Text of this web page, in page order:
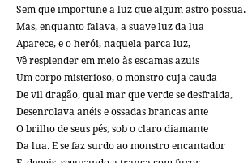
Sem que importune a luz que algum astro possua.
Mas, enquanto falava, a suave luz da lua
Aparece, e o herói, naquela parca luz,
Vê resplender em meio às escamas azuis
Um corpo misterioso, o monstro cuja cauda
De vil dragão, qual mar que verde se desfralda,
Desenrolava anéis e ossadas brancas ante
O brilho de seus pés, sob o claro diamante
Da lua. E se faz surdo ao monstro encantador